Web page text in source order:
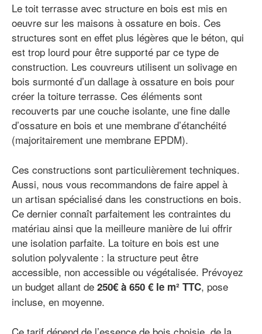
Le toit terrasse avec structure en bois est mis en
oeuvre sur les maisons à ossature en bois. Ces
structures sont en effet plus légères que le béton, qui
est trop lourd pour être supporté par ce type de
construction. Les couvreurs utilisent un solivage en
bois surmonté d’un dallage à ossature en bois pour
créer la toiture terrasse. Ces éléments sont
recouverts par une couche isolante, une fine dalle
d’ossature en bois et une membrane d’étanchéité
(majoritairement une membrane EPDM).
Ces constructions sont particulièrement techniques.
Aussi, nous vous recommandons de faire appel à
un artisan spécialisé dans les constructions en bois.
Ce dernier connaît parfaitement les contraintes du
matériau ainsi que la meilleure manière de lui offrir
une isolation parfaite. La toiture en bois est une
solution polyvalente : la structure peut être
accessible, non accessible ou végétalisée. Prévoyez
un budget allant de 250€ à 650 € le m² TTC, pose
incluse, en moyenne.